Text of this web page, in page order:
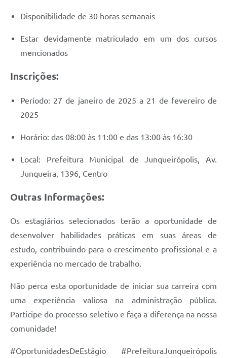
Disponibilidade de 30 horas semanais
Estar devidamente matriculado em um dos cursos
mencionados
Inscrições:
Período: 27 de janeiro de 2025 a 21 de fevereiro de
2025
Horário: das 08:00 às 11:00 e das 13:00 às 16:30
Local: Prefeitura Municipal de Junqueirópolis, Av.
Junqueira, 1396, Centro
Outras Informações:
Os estagiários selecionados terão a oportunidade de
desenvolver habilidades práticas em suas áreas de
estudo, contribuindo para o crescimento profissional e a
experiência no mercado de trabalho.
Não perca esta oportunidade de iniciar sua carreira com
uma experiência valiosa na administração pública.
Participe do processo seletivo e faça a diferença na nossa
comunidade!
#OportunidadesDeEstágio #PrefeituraJunqueirópolis